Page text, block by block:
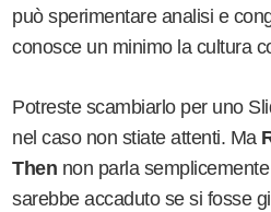
può sperimentare analisi e
conosce un minimo la cultura
Potreste scambiarlo per uno
nel caso non stiate attenti. Ma
Then non parla
sarebbe accaduto se si fosse